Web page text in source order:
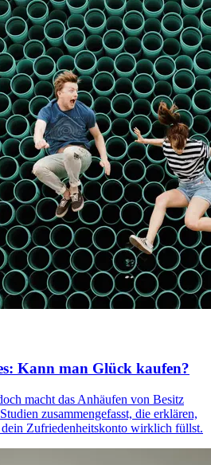
Kann man Glück kaufen?
macht das Anhäufen von Besitz
zusammengefasst, die erklären,
Zufriedenheitskonto wirklich füllst.